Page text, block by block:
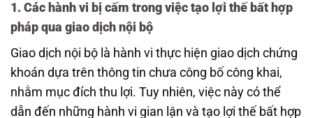
1. Các hành vi bị cấm trong việc tạo lợi thế bất hợp
pháp qua giao dịch nội bộ
Giao dịch nội bộ là hành vi thực hiện giao dịch chứng
khoán dựa trên thông tin chưa công bố công khai,
nhằm mục đích thu lợi. Tuy nhiên, việc này có thể
dẫn đến những hành vi gian lận và tạo lợi thế bất hợp